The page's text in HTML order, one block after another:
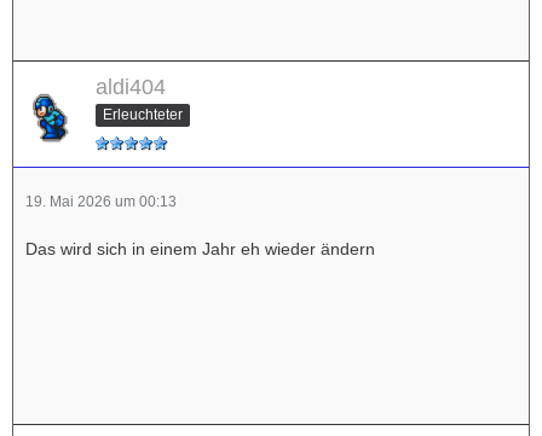
aldi404
Erleuchteter
19. Mai 2026 um 00:13
Das wird sich in einem Jahr eh wieder ändern